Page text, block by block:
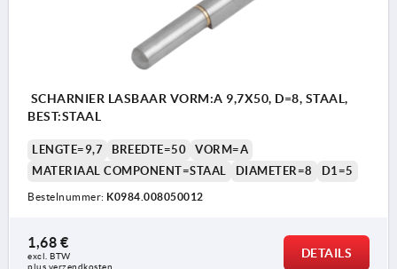
SCHARNIER LASBAAR VORM:A 9,7X50, D=8, STAAL,
BEST:STAAL
LENGTE=9,7 BREEDTE=50
VORM=A
MATERIAAL COMPONENT=STAAL
DIAMETER=8 D1=5
Bestelnummer: K0984.008050012
1,68 €
excl. BTW
plus verzendkosten
DETAILS